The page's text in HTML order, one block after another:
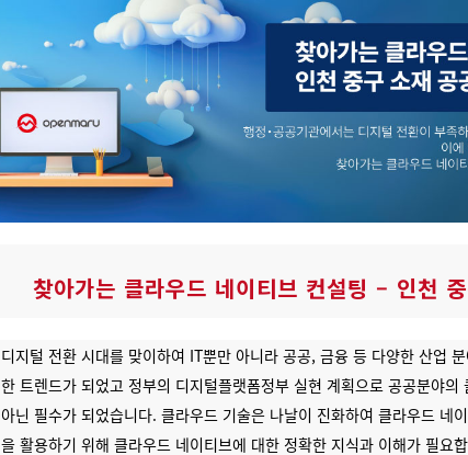
찾아가는 클라우드 네이티브 컨설팅 – 인천
디지털 전환 시대를 맞이하여 IT뿐만 아니라 공공, 금융 등 다양한 산업
한 트렌드가 되었고 정부의 디지털플랫폼정부 실현 계획으로 공공분야의
아닌 필수가 되었습니다. 클라우드 기술은 나날이 진화하여 클라우드 네
을 활용하기 위해 클라우드 네이티브에 대한 정확한 지식과 이해가 필요